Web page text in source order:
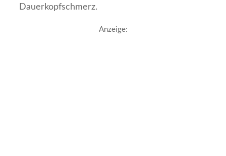
Dauerkopfschmerz.
Anzeige: